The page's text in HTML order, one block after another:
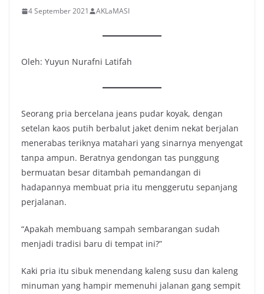
4 September 2021 AKLaMASI
Oleh: Yuyun Nurafni Latifah
Seorang pria bercelana jeans pudar koyak, dengan
setelan kaos putih berbalut jaket denim nekat berjalan
menerabas teriknya matahari yang sinarnya menyengat
tanpa ampun. Beratnya gendongan tas punggung
bermuatan besar ditambah pemandangan di
hadapannya membuat pria itu menggerutu sepanjang
perjalanan.
“Apakah membuang sampah sembarangan sudah
menjadi tradisi baru di tempat ini?”
Kaki pria itu sibuk menendang kaleng susu dan kaleng
minuman yang hampir memenuhi jalanan gang sempit